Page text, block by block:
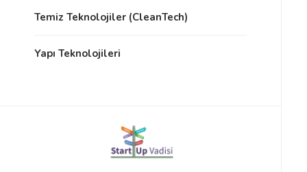
Temiz Teknolojiler (CleanTech)
Yapı Teknolojileri